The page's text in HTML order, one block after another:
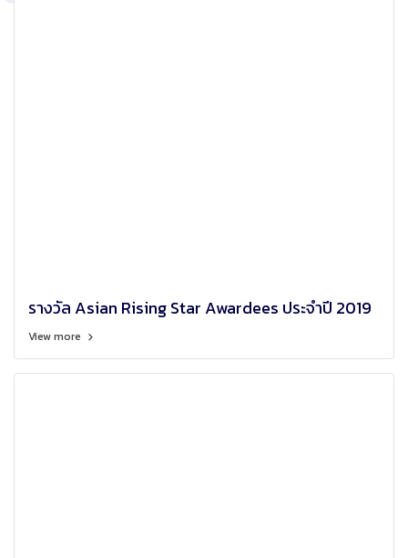
รางวัล Asian Rising Star Awardees ประจำปี 2019
View more